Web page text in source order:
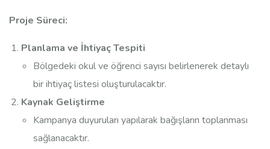
Proje Süreci:
Planlama ve İhtiyaç Tespiti
Bölgedeki okul ve öğrenci sayısı belirlenerek detaylı
bir ihtiyaç listesi oluşturulacaktır.
Kaynak Geliştirme
Kampanya duyuruları yapılarak bağışların toplanması
sağlanacaktır.